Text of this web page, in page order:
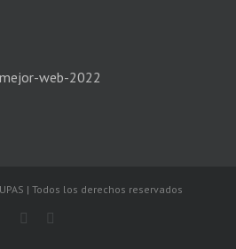
| Todos los derechos reservados
Facebook